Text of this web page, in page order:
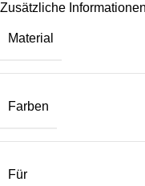
Zusätzliche Informationen
Material
Farben
Für